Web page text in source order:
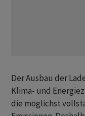
Der Ausbau der
Klima- und
die möglichst